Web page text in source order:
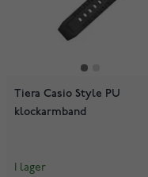
Tiera Casio Style PU
klockarmband
I lager